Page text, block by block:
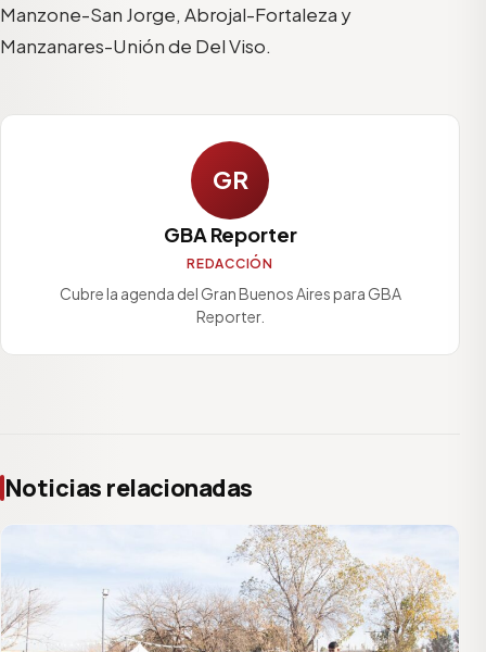
Manzone-San Jorge, Abrojal-Fortaleza y
Manzanares-Unión de Del Viso.
GR
GBA Reporter
REDACCIÓN
Cubre la agenda del Gran Buenos Aires para GBA
Reporter.
Noticias relacionadas